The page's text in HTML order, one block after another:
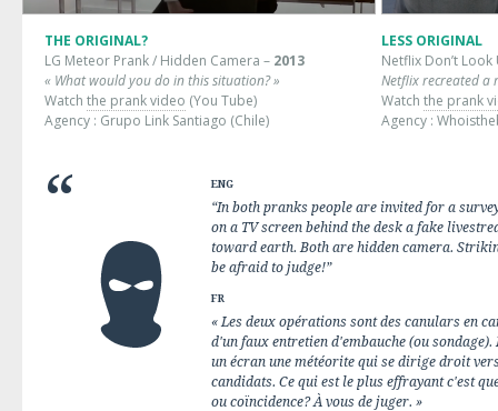
THE ORIGINAL?
LG Meteor Prank / Hidden Camera – 2013
« What would you do in this situation? »
Watch the prank video (You Tube)
Agency : Grupo Link Santiago (Chile)
LESS ORIGINAL
Netflix Don’t
Netflix recreated a
Watch the prank
Agency :
ENG
“In both pranks people are invited for a
on a TV screen behind the desk a fake
toward earth. Both are hidden camera.
be afraid to judge!”
FR
« Les deux opérations sont des canulars en
d'un faux entretien d'embauche (ou
un écran une météorite qui se dirige droit
candidats. Ce qui est le plus effrayant c'est
ou coïncidence? À vous de juger. »